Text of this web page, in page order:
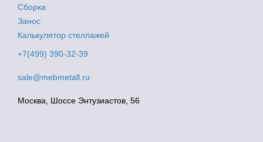
Сборка
Занос
Калькулятор стеллажей
+7(499) 390-32-39
sale@mebmetall.ru
Москва, Шоссе Энтузиастов, 56